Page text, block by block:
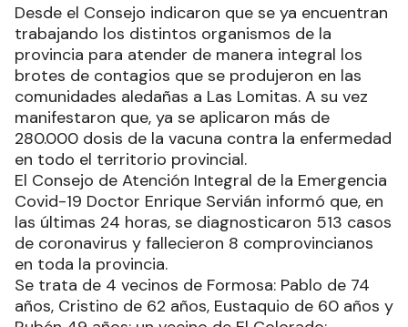
Desde el Consejo indicaron que se ya encuentran
trabajando los distintos organismos de la
provincia para atender de manera integral los
brotes de contagios que se produjeron en las
comunidades aledañas a Las Lomitas. A su vez
manifestaron que, ya se aplicaron más de
280.000 dosis de la vacuna contra la enfermedad
en todo el territorio provincial.
El Consejo de Atención Integral de la Emergencia
Covid-19 Doctor Enrique Servián informó que, en
las últimas 24 horas, se diagnosticaron 513 casos
de coronavirus y fallecieron 8 comprovincianos
en toda la provincia.
Se trata de 4 vecinos de Formosa: Pablo de 74
años, Cristino de 62 años, Eustaquio de 60 años y